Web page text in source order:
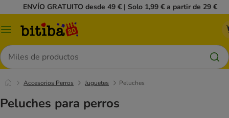
ENVÍO GRATUITO desde 49 € | Solo 1,99 € a partir de 29 €
Menú
Buscar
Accesorios Perros Juguetes Peluches
Peluches para perros